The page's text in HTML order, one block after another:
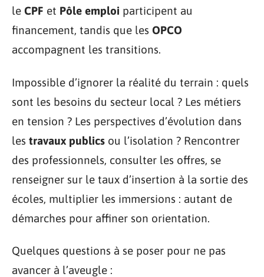
le CPF et Pôle emploi participent au
financement, tandis que les OPCO
accompagnent les transitions.
Impossible d’ignorer la réalité du terrain : quels
sont les besoins du secteur local ? Les métiers
en tension ? Les perspectives d’évolution dans
les travaux publics ou l’isolation ? Rencontrer
des professionnels, consulter les offres, se
renseigner sur le taux d’insertion à la sortie des
écoles, multiplier les immersions : autant de
démarches pour affiner son orientation.
Quelques questions à se poser pour ne pas
avancer à l’aveugle :